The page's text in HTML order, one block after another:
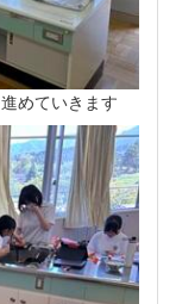
めていきます